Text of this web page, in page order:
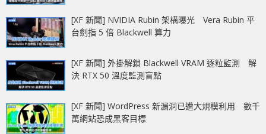
[XF 新聞] NVIDIA Rubin 架構曝光 Vera Rubin 平
台劍指 5 倍 Blackwell 算力
[XF 新聞] 外掛解鎖 Blackwell VRAM 逐粒監測 解
決 RTX 50 溫度監測盲點
[XF 新聞] WordPress 新漏洞已遭大規模利用 數千
萬網站恐成黑客目標